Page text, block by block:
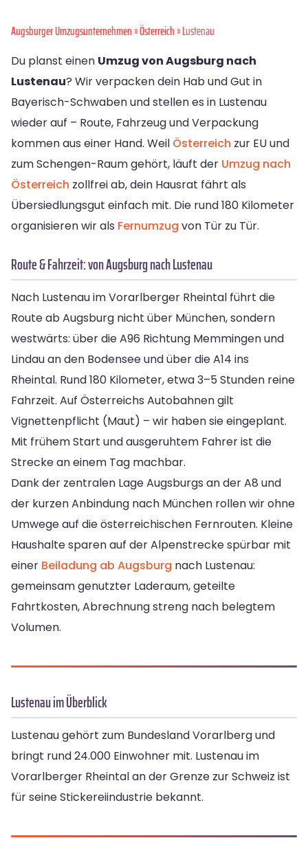
Augsburger Umzugsunternehmen»Österreich» Lustenau
Du planst einen Umzug von Augsburg nach
Lustenau? Wir verpacken dein Hab und Gut in
Bayerisch-Schwaben und stellen es in Lustenau
wieder auf – Route, Fahrzeug und Verpackung
kommen aus einer Hand. Weil Österreich zur EU und
zum Schengen-Raum gehört, läuft der Umzug nach
Österreich zollfrei ab, dein Hausrat fährt als
Übersiedlungsgut einfach mit. Die rund 180 Kilometer
organisieren wir als Fernumzug von Tür zu Tür.
Route & Fahrzeit: von Augsburg nach Lustenau
Nach Lustenau im Vorarlberger Rheintal führt die
Route ab Augsburg nicht über München, sondern
westwärts: über die A96 Richtung Memmingen und
Lindau an den Bodensee und über die A14 ins
Rheintal. Rund 180 Kilometer, etwa 3–5 Stunden reine
Fahrzeit. Auf Österreichs Autobahnen gilt
Vignettenpflicht (Maut) – wir haben sie eingeplant.
Mit frühem Start und ausgeruhtem Fahrer ist die
Strecke an einem Tag machbar.
Dank der zentralen Lage Augsburgs an der A8 und
der kurzen Anbindung nach München rollen wir ohne
Umwege auf die österreichischen Fernrouten. Kleine
Haushalte sparen auf der Alpenstrecke spürbar mit
einer Beiladung ab Augsburg nach Lustenau:
gemeinsam genutzter Laderaum, geteilte
Fahrtkosten, Abrechnung streng nach belegtem
Volumen.
Lustenau im Überblick
Lustenau gehört zum Bundesland Vorarlberg und
bringt rund 24.000 Einwohner mit. Lustenau im
Vorarlberger Rheintal an der Grenze zur Schweiz ist
für seine Stickereiindustrie bekannt.